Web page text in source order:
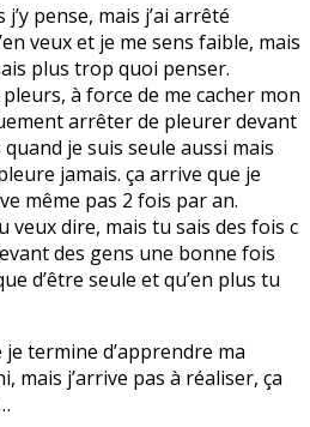
pense, mais j’ai arrêté
veux et je me sens faible, mais
plus trop quoi penser.
à force de me cacher mon
arrêter de pleurer devant
je suis seule aussi mais
jamais. ça arrive que je
même pas 2 fois par an.
veux dire, mais tu sais des fois c
des gens une bonne fois
d’être seule et qu’en plus tu
termine d’apprendre ma
mais j’arrive pas à réaliser, ça